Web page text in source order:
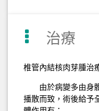
治療
椎管內結核肉芽腫治
由於病變多由身體
播散而致，術後給予